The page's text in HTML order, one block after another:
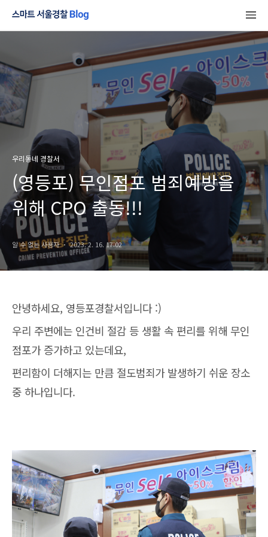
우리동네 경찰서
(영등포) 무인점포 범죄예방을
위해 CPO 출동!!!
알 수 없는 사용자 2023. 2. 16. 17:02
안녕하세요, 영등포경찰서입니다 :)
우리 주변에는 인건비 절감 등 생활 속 편리를 위해 무인
점포가 증가하고 있는데요,
편리함이 더해지는 만큼 절도범죄가 발생하기 쉬운 장소
중 하나입니다.